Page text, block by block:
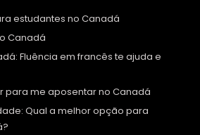
estudantes no Canadá
Canadá
Fluência em francês te ajuda e
para me aposentar no Canadá
Qual a melhor opção para